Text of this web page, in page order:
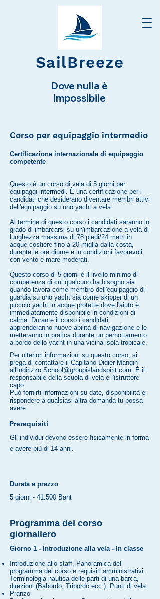
SailBreeze
Dove nulla è
impossibile
Corso per equipaggio intermedio
Certificazione internazionale di equipaggio
competente
Questo è un corso di vela di 5 giorni per
equipaggi intermedi. È una certificazione per i
candidati che desiderano diventare membri attivi
dell'equipaggio su uno yacht a vela.
Al termine di questo corso i candidati saranno in
grado di imbarcarsi su un'imbarcazione a vela di
lunghezza massima di 78 piedi/24 metri in
acque costiere fino a 20 miglia dalla costa,
durante le ore diurne e in condizioni favorevoli
con vento e mare moderati.
Questo corso di 5 giorni è il livello minimo di
competenza di cui qualcuno ha bisogno sia
quando lavora come membro dell'equipaggio di
guardia su uno yacht sia come skipper di un
piccolo yacht in acque protette dove l'aiuto è
immediatamente disponibile in condizioni di
calma. Durante il corso i candidati
apprenderanno nuove abilità di navigazione e le
metteranno in pratica durante un pernottamento
a bordo dello yacht in una vicina isola tropicale.
Per ulteriori informazioni su questo corso, si
prega di contattare il Capitano Didier Mangin
all'indirizzo School@groupislandspirit.com. È il
responsabile della scuola di vela e l'istruttore
capo.
Può fornirti informazioni su date, disponibilità e
rispondere a qualsiasi altra domanda tu possa
avere.
Prerequisiti
Gli individui devono essere fisicamente in forma
e avere più di 14 anni.
Durata e prezzo
5 giorni - 41.500 Baht
Programma del corso
giornaliero
Giorno 1 - Introduzione alla vela - In classe
Introduzione allo staff, Panoramica del
programma del corso e requisiti amministrativi.
Terminologia nautica delle parti di una barca,
direzioni (Babordo, Tribordo ecc.), Punti di vela.
Pranzo